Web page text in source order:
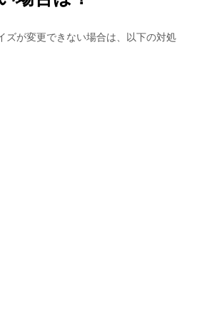
ズが変更できない場合は、以下の対処